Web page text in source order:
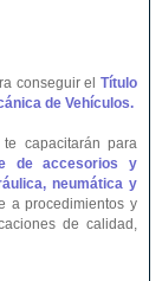
conseguir el Título
de Vehículos.
te capacitarán para
de accesorios y
neumática y
a procedimientos y
de calidad,